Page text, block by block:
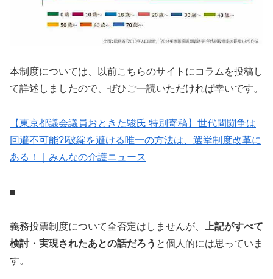
本制度については、以前こちらのサイトにコラムを投稿し
て詳述しましたので、ぜひご一読いただければ幸いです。
【東京都議会議員おときた駿氏 特別寄稿】世代間闘争は
回避不可能?!破綻を避ける唯一の方法は、選挙制度改革に
ある！｜みんなの介護ニュース
■
義務投票制度について全否定はしませんが、
上記がすべて
検討・実現されたあとの話だろう と個人的には思っていま
す。